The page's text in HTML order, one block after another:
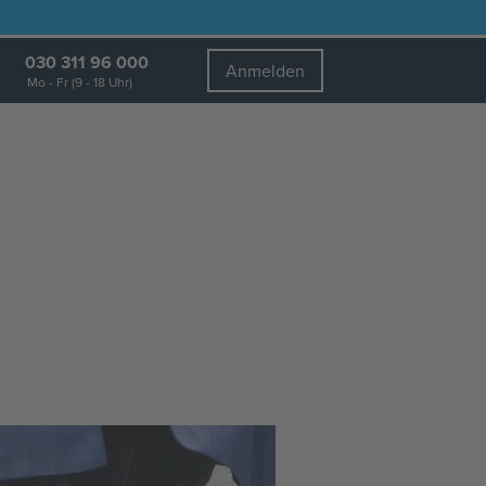
030 311 96 000
Mo - Fr (9 - 18 Uhr) Anmelden